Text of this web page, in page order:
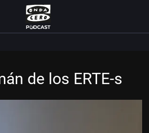
de los ERTE-s